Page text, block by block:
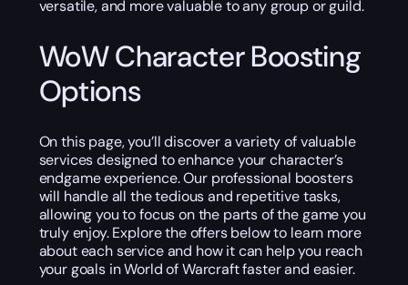
versatile, and more valuable to any group or guild.
WoW Character Boosting
Options
On this page, you’ll discover a variety of valuable
services designed to enhance your character’s
endgame experience. Our professional boosters
will handle all the tedious and repetitive tasks,
allowing you to focus on the parts of the game you
truly enjoy. Explore the offers below to learn more
about each service and how it can help you reach
your goals in World of Warcraft faster and easier.